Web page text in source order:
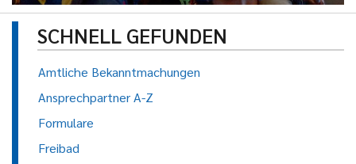
SCHNELL GEFUNDEN
Amtliche Bekanntmachungen
Ansprechpartner A-Z
Formulare
Freibad